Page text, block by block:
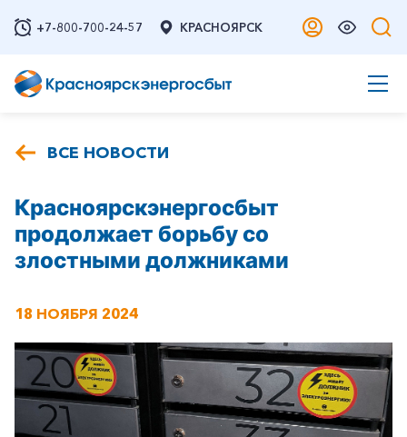
+7-800-700-24-57 КРАСНОЯРСК
ВСЕ НОВОСТИ
Красноярскэнергосбыт
продолжает борьбу со
злостными должниками
18 НОЯБРЯ 2024